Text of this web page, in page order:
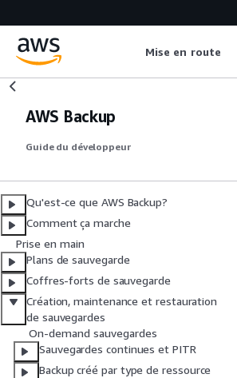
Mise en route
AWS Backup
Guide du développeur
Qu'est-ce que AWS Backup?
Comment ça marche
Prise en main
Plans de sauvegarde
Coffres-forts de sauvegarde
Création, maintenance et restauration
de sauvegardes
On-demand sauvegardes
Sauvegardes continues et PITR
Backup créé par type de ressource